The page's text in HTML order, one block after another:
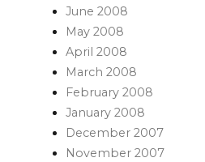
June 2008
May 2008
April 2008
March 2008
February 2008
January 2008
December 2007
November 2007